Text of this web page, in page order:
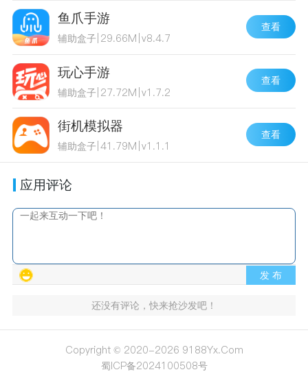
鱼爪手游
辅助盒子 29.66M v8.4.7
查看
玩心手游
辅助盒子 27.72M v1.7.2
查看
街机模拟器
辅助盒子 41.79M v1.1.1
查看
应用评论
发 布
还没有评论，快来抢沙发吧！
Copyright © 2020-2026 9188Yx.Com
蜀ICP备2024100508号